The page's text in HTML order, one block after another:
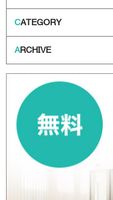
CATEGORY
ARCHIVE